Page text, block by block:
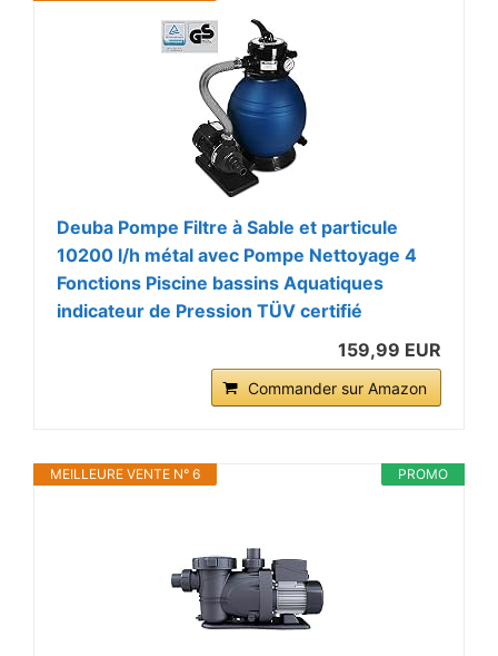
Deuba Pompe Filtre à Sable et particule
10200 l/h métal avec Pompe Nettoyage 4
Fonctions Piscine bassins Aquatiques
indicateur de Pression TÜV certifié
159,99 EUR
Commander sur Amazon
PROMO
MEILLEURE VENTE N° 6